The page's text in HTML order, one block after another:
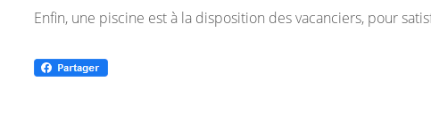
Enfin, une piscine est à la disposition des vacanciers, pour